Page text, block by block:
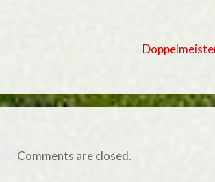
Comments are closed.